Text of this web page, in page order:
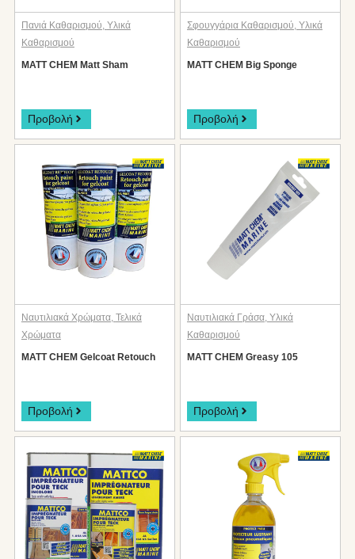
Πανιά Καθαρισμού, Υλικά
Καθαρισμού
MATT CHEM Matt Sham
Προβολή
Σφουγγάρια Καθαρισμού, Υλικά
Καθαρισμού
MATT CHEM Big Sponge
Προβολή
Ναυτιλιακά Χρώματα, Τελικά
Χρώματα
MATT CHEM Gelcoat Retouch
Προβολή
Ναυτιλιακά Γράσα, Υλικά
Καθαρισμού
MATT CHEM Greasy 105
Προβολή